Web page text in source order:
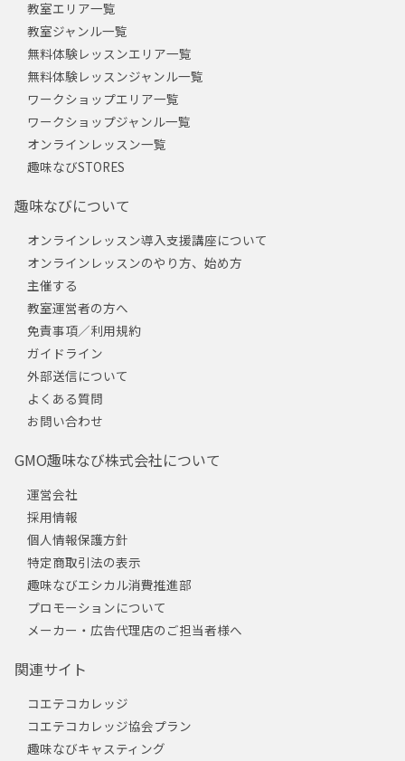
教室エリア一覧
教室ジャンル一覧
無料体験レッスンエリア一覧
無料体験レッスンジャンル一覧
ワークショップエリア一覧
ワークショップジャンル一覧
オンラインレッスン一覧
趣味なびSTORES
趣味なびについて
オンラインレッスン導入支援講座について
オンラインレッスンのやり方、始め方
主催する
教室運営者の方へ
免責事項／利用規約
ガイドライン
外部送信について
よくある質問
お問い合わせ
GMO趣味なび株式会社について
運営会社
採用情報
個人情報保護方針
特定商取引法の表示
趣味なびエシカル消費推進部
プロモーションについて
メーカー・広告代理店のご担当者様へ
関連サイト
コエテコカレッジ
コエテコカレッジ協会プラン
趣味なびキャスティング